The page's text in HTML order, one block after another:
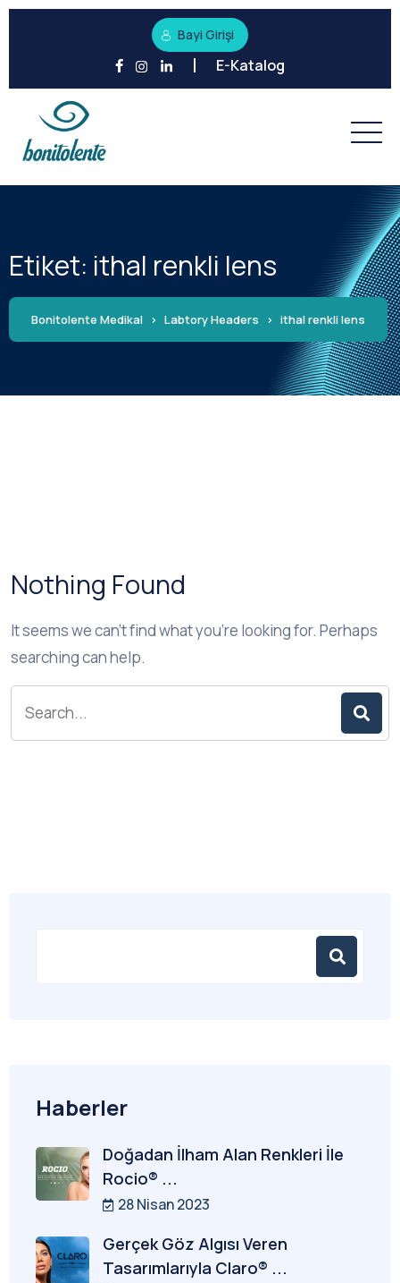
Bayi Girişi
E-Katalog
Etiket: ithal renkli lens
Bonitolente Medikal > Labtory Headers > ithal renkli lens
Nothing Found
It seems we can’t find what you’re looking for. Perhaps
searching can help.
Haberler
Doğadan İlham Alan Renkleri İle
Rocio® ...
28 Nisan 2023
Gerçek Göz Algısı Veren
Tasarımlarıyla Claro® ...